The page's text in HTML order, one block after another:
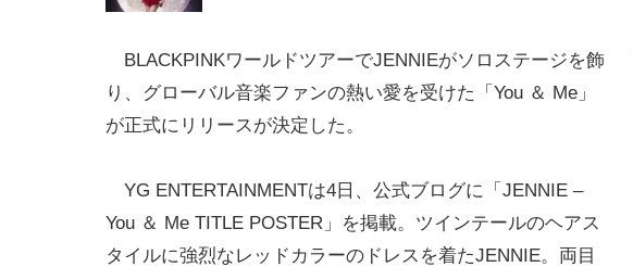
BLACKPINKワールドツアーでJENNIEがソロステージを飾
り、グローバル音楽ファンの熱い愛を受けた「You ＆ Me」
が正式にリリースが決定した。
YG ENTERTAINMENTは4日、公式ブログに「JENNIE –
You ＆ Me TITLE POSTER」を掲載。ツインテールのヘアス
タイルに強烈なレッドカラーのドレスを着たJENNIE。両目